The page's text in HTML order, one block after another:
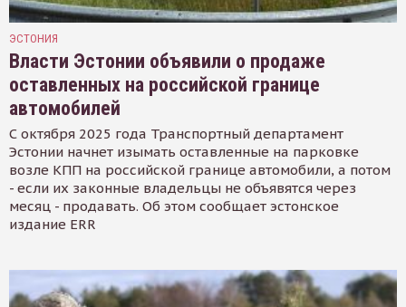
ЭСТОНИЯ
Власти Эстонии объявили о продаже
оставленных на российской границе
автомобилей
С октября 2025 года Транспортный департамент
Эстонии начнет изымать оставленные на парковке
возле КПП на российской границе автомобили, а потом
- если их законные владельцы не объявятся через
месяц - продавать. Об этом сообщает эстонское
издание ERR